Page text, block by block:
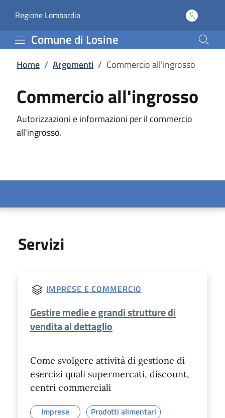
Commercio all'ingrosso
Regione Lombardia(apre in un'altra scheda).
Comune di Losine
Home / Argomenti / Commercio all'ingrosso
Commercio all'ingrosso
Autorizzazioni e informazioni per il commercio
all'ingrosso.
Servizi
IMPRESE E COMMERCIO
Gestire medie e grandi strutture di
vendita al dettaglio
Come svolgere attività di gestione di
esercizi quali supermercati, discount,
centri commerciali
Imprese
Prodotti alimentari